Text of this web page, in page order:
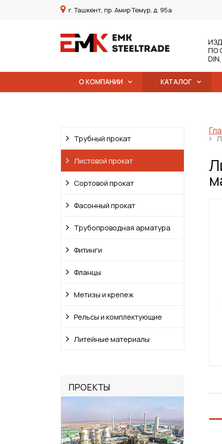
г. Ташкент, пр. Амир Темур, д. 95а
ПО
О КОМПАНИИ КАТАЛОГ
Трубный прокат
Листовой прокат
Сортовой прокат
Фасонный прокат
Трубопроводная арматура
Фитинги
Фланцы
Метизы и крепеж
Рельсы и комплектующие
Литейные материалы
ПРОЕКТЫ